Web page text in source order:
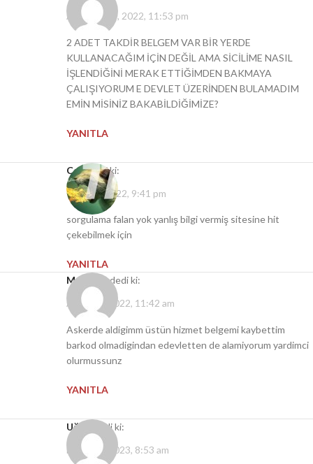
Ağustos 27, 2022, 11:53 pm
2 ADET TAKDİR BELGEM VAR BİR YERDE
KULLANACAĞIM İÇİN DEĞİL AMA SİCİLİME NASIL
İŞLENDİĞİNİ MERAK ETTİĞİMDEN BAKMAYA
ÇALIŞIYORUM E DEVLET ÜZERİNDEN BULAMADIM
EMİN MİSİNİZ BAKABİLDİĞİMİZE?
YANITLA
can dedi ki:
Kasım 1, 2022, 9:41 pm
sorgulama falan yok yanlış bilgi vermiş sitesine hit
çekebilmek için
YANITLA
Mustafa dedi ki:
Aralık 21, 2022, 11:42 am
Askerde aldigimm üstün hizmet belgemi kaybettim
barkod olmadigindan edevletten de alamiyorum yardimci
olurmussunz
YANITLA
Uğur
dedi ki:
Nisan 23, 2023, 8:53 am